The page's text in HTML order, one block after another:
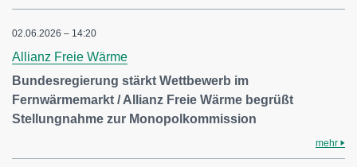
02.06.2026 – 14:20
Allianz Freie Wärme
Bundesregierung stärkt Wettbewerb im
Fernwärmemarkt / Allianz Freie Wärme begrüßt
Stellungnahme zur Monopolkommission
mehr